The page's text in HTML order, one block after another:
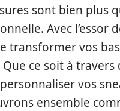
sont bien plus
Avec
transformer vos
ce soit à
vos
ensemble